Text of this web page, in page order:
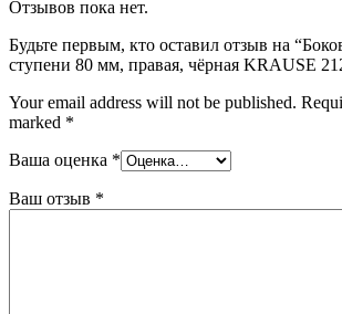
Отзывов пока нет.
Будьте первым, кто оставил отзыв на
ступени 80 мм, правая, чёрная KRAUSE
Your email address will not be published.
marked *
Ваша оценка *
Ваш отзыв *